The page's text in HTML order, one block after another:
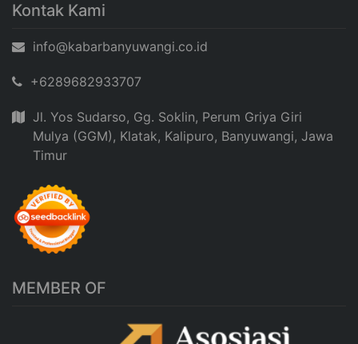
Kontak Kami
info@kabarbanyuwangi.co.id
+6289682933707
Jl. Yos Sudarso, Gg. Soklin, Perum Griya Giri
Mulya (GGM), Klatak, Kalipuro, Banyuwangi, Jawa
Timur
MEMBER OF